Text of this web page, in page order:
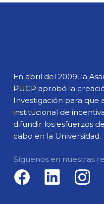
En abril del 2009, la
PUCP aprobó la
Investigación para que
institucional de
difundir los esfuerzos
cabo en la Universidad.
Síguenos en nuestras